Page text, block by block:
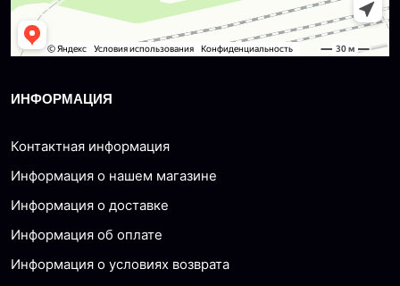
ИНФОРМАЦИЯ
Контактная информация
Информация о нашем магазине
Информация о доставке
Информация об оплате
Информация о условиях возврата